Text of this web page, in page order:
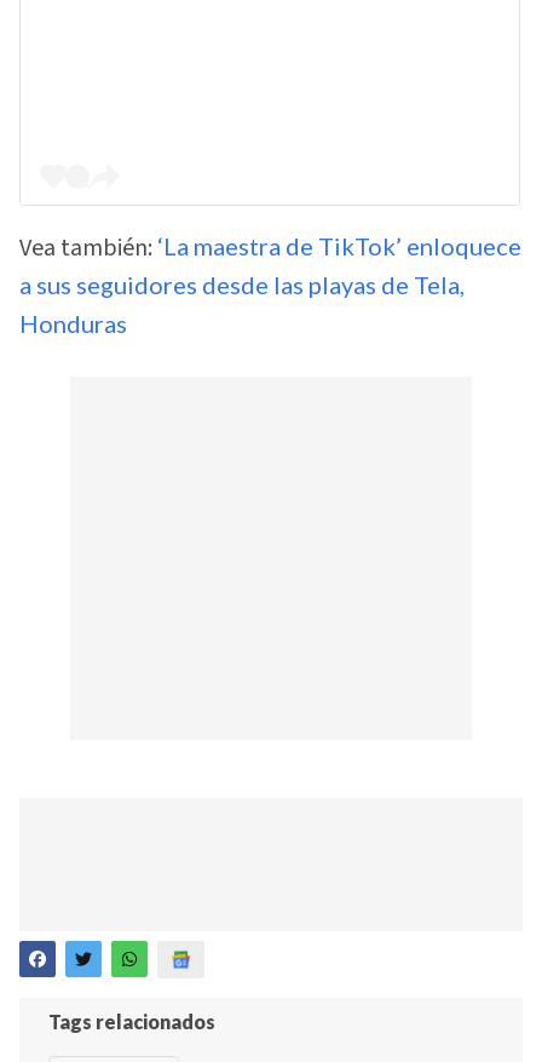
Vea también: ‘La maestra de TikTok’ enloquece
a sus seguidores desde las playas de Tela,
Honduras
Tags relacionados